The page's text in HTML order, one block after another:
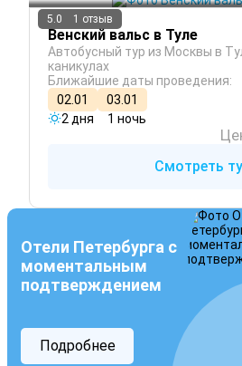
5.0 1 отзыв
Венский вальс в Туле
Автобусный тур из Москвы в
каникулах
Ближайшие даты проведения:
02.01
03.01
2 дня
1 ночь
Смотреть
Отели Петербурга с
моментальным
подтверждением
Подробнее